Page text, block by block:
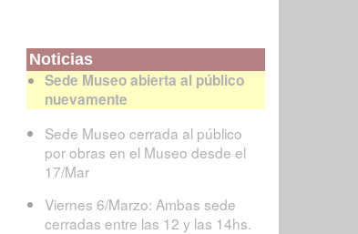
Noticias
Sede Museo abierta al público
nuevamente
Sede Museo cerrada al público
por obras en el Museo desde el
17/Mar
Viernes 6/Marzo: Ambas sede
cerradas entre las 12 y las 14hs.